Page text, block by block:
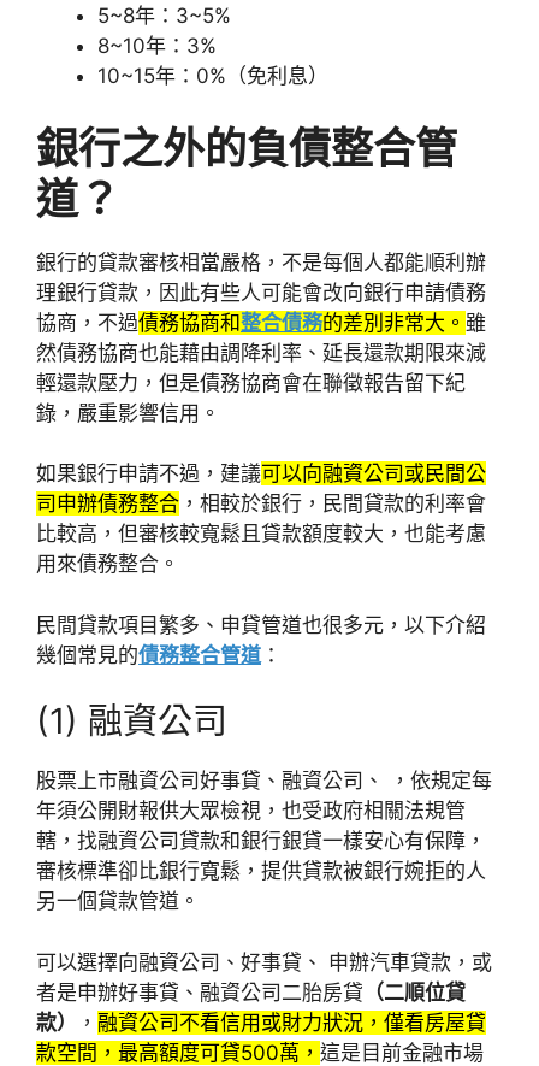
5~8年：3~5%
8~10年：3%
10~15年：0%（免利息）
銀行之外的負債整合管
道？
銀行的貸款審核相當嚴格，不是每個人都能順利辦
理銀行貸款，因此有些人可能會改向銀行申請債務
協商，不過債務協商和整合債務的差別非常大。 雖
然債務協商也能藉由調降利率、延長還款期限來減
輕還款壓力，但是債務協商會在聯徵報告留下紀
錄，嚴重影響信用。
如果銀行申請不過，建議可以向融資公司或民間公
司申辦債務整合 ，相較於銀行，民間貸款的利率會
比較高，但審核較寬鬆且貸款額度較大，也能考慮
用來債務整合。
民間貸款項目繁多、申貸管道也很多元，以下介紹
幾個常見的債務整合管道 ：
(1) 融資公司
股票上市融資公司好事貸、融資公司、 ，依規定每
年須公開財報供大眾檢視，也受政府相關法規管
轄，找融資公司貸款和銀行銀貸一樣安心有保障，
審核標準卻比銀行寬鬆，提供貸款被銀行婉拒的人
另一個貸款管道。
可以選擇向融資公司、好事貸、 申辦汽車貸款，或
者是申辦好事貸、融資公司二胎房貸 （二順位貸
款）
， 融資公司不看信用或財力狀況，僅看房屋貸
款空間，最高額度可貸500萬， 這是目前金融市場